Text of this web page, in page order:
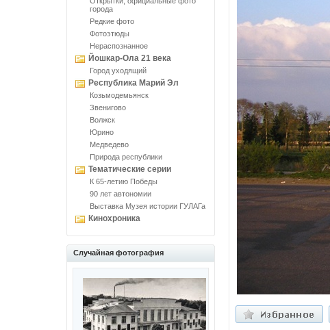
города
Редкие фото
Фотоэтюды
Нераспознанное
Йошкар-Ола 21 века
Город уходящий
Республика Марий Эл
Козьмодемьянск
Звенигово
Волжск
Юрино
Медведево
Природа республики
Тематические серии
К 65-летию Победы
90 лет автономии
Выставка Музея истории ГУЛАГа
Кинохроника
Случайная фотография